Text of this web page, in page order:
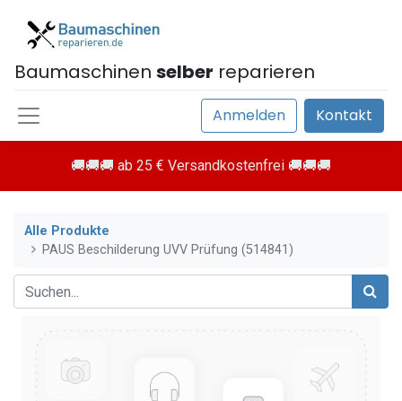
Baumaschinen selber reparieren
Anmelden Kontakt
🚚🚚🚚 ab 25 € Versandkostenfrei 🚚🚚🚚
Alle Produkte
PAUS Beschilderung UVV Prüfung (514841)